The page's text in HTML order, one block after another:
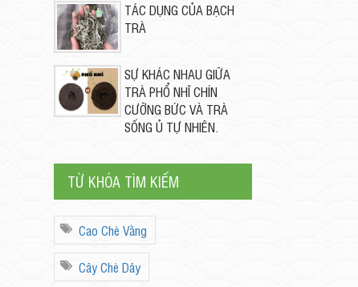
TÁC DỤNG CỦA BẠCH
TRÀ
SỰ KHÁC NHAU GIỮA
TRÀ PHỔ NHĨ CHÍN
CƯỠNG BỨC VÀ TRÀ
SỐNG Ủ TỰ NHIÊN.
TỪ KHÓA TÌM KIẾM
Cao Chè Vằng
Cây Chè Dây